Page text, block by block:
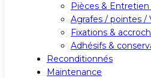
Pièces &
Agrafes / pointes /
Fixations &
Adhésifs &
Reconditionnés
Maintenance